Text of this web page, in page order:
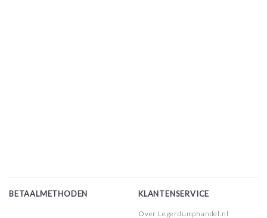
BETAALMETHODEN KLANTENSERVICE
Over Legerdumphandel.nl